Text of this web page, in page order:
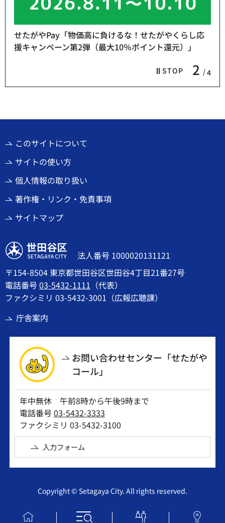
STOP 2 4
せたがやPay「物価高に負けるな！せたがやくらし応
援キャンペーン第2弾（最大10％ポイント還元）」
このサイトについて
サイトの使い方
個人情報の取り扱い
著作権・リンク・免責事項
サイトマップ
世田谷区
法人番号 1000020131121
〒154-8504 東京都世田谷区世田谷4丁目21番27号
電話番号03-5432-1111 （代表）
ファクシミリ 03-5432-3001（広報広聴課）
庁舎案内
お問い合わせセンター「せたがや
コール」
年中無休 午前8時から午後9時まで
電話番号03-5432-3333
ファクシミリ 03-5432-3100
入力フォーム
Copyright © Setagaya City. All rights reserved.